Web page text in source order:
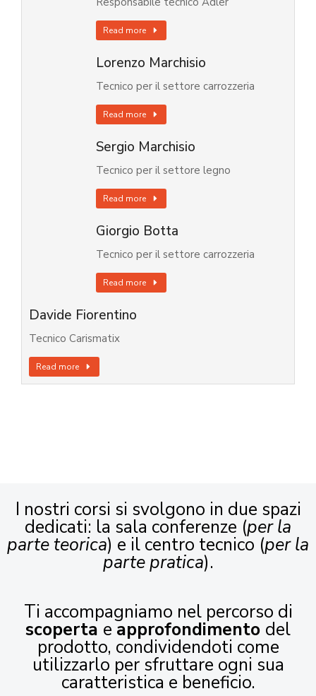
Read more
Lorenzo Marchisio
Tecnico per il settore carrozzeria
Read more
Sergio Marchisio
Tecnico per il settore legno
Read more
Giorgio Botta
Tecnico per il settore carrozzeria
Read more
Davide Fiorentino
Tecnico Carismatix
Read more
I nostri corsi si svolgono in due spazi
dedicati: la sala conferenze (per la
parte teorica) e il centro tecnico (per la
parte pratica).
Ti accompagniamo nel percorso di
scoperta e approfondimento del
prodotto, condividendoti come
utilizzarlo per sfruttare ogni sua
caratteristica e beneficio.